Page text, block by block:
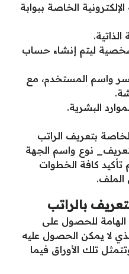
الخاصة ببوابة
ليتم إنشاء حساب
واسم المستخدم، مع
البشرية.
بتعريف الراتب
نوع واسم الجهة
تأكيد كافة الخطوات
الملف.
بالراتب
للحصول على
لا يمكن الحصول عليه
تلك الأوراق فيما